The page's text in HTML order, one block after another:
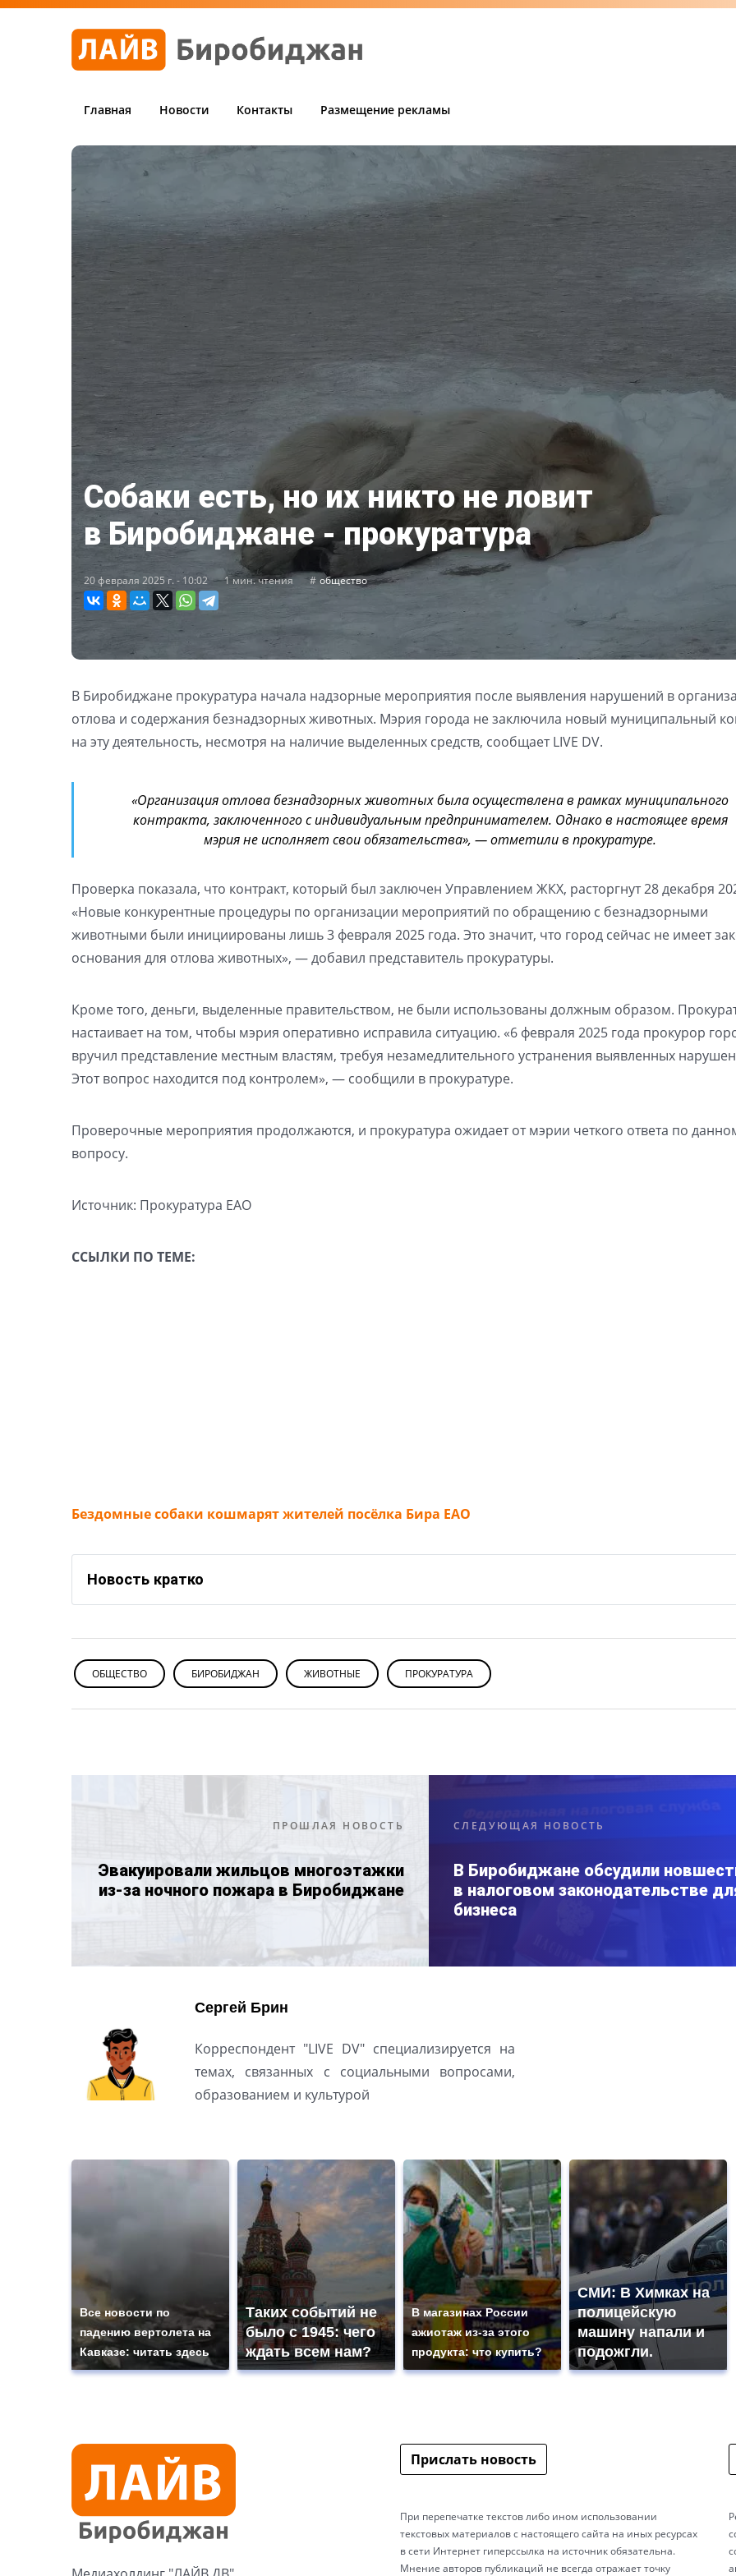
Главная Новости Контакты Размещение рекламы
Собаки есть, но их никто не ловит
в Биробиджане - прокуратура
20 февраля 2025 г. - 10:02 1 мин. чтения общество
В Биробиджане прокуратура начала надзорные мероприятия после выявления нарушений в
отлова и содержания безнадзорных животных. Мэрия города не заключила новый муниципальный
на эту деятельность, несмотря на наличие выделенных средств, сообщает LIVE DV.
«Организация отлова безнадзорных животных была осуществлена в рамках муниципального
контракта, заключенного с индивидуальным предпринимателем. Однако в настоящее время
мэрия не исполняет свои обязательства», — отметили в прокуратуре.
Проверка показала, что контракт, который был заключен Управлением ЖКХ, расторгнут 28 декабря
«Новые конкурентные процедуры по организации мероприятий по обращению с безнадзорными
животными были инициированы лишь 3 февраля 2025 года. Это значит, что город сейчас не имеет
основания для отлова животных», — добавил представитель прокуратуры.
Кроме того, деньги, выделенные правительством, не были использованы должным образом.
настаивает на том, чтобы мэрия оперативно исправила ситуацию. «6 февраля 2025 года прокурор
вручил представление местным властям, требуя незамедлительного устранения выявленных
Этот вопрос находится под контролем», — сообщили в прокуратуре.
Проверочные мероприятия продолжаются, и прокуратура ожидает от мэрии четкого ответа по
вопросу.
Источник: Прокуратура ЕАО
ССЫЛКИ ПО ТЕМЕ:
Бездомные собаки кошмарят жителей посёлка Бира ЕАО
Новость кратко
ОБЩЕСТВО БИРОБИДЖАН ЖИВОТНЫЕ ПРОКУРАТУРА
ПРОШЛАЯ НОВОСТЬ
Эвакуировали жильцов многоэтажки
из-за ночного пожара в Биробиджане
СЛЕДУЮЩАЯ НОВОСТЬ
В Биробиджане обсудили
в налоговом законодательстве
бизнеса
Сергей Брин
Корреспондент "LIVE DV" специализируется на
темах, связанных с социальными вопросами,
образованием и культурой
Все новости по
падению вертолета на
Кавказе: читать здесь
Таких событий не
было с 1945: чего
ждать всем нам?
В магазинах России
ажиотаж из-за этого
продукта: что купить?
СМИ: В Химках на
полицейскую
машину напали и
подожгли.
Прислать новость
При перепечатке текстов либо ином использовании
текстовых материалов с настоящего сайта на иных ресурсах
в сети Интернет гиперссылка на источник обязательна.
Мнение авторов публикаций не всегда отражает точку